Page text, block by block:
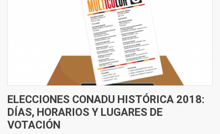
ELECCIONES CONADU HISTÓRICA 2018:
DÍAS, HORARIOS Y LUGARES DE
VOTACIÓN